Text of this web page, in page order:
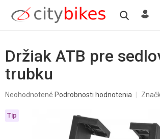
obsah
Držiak ATB pre
trubku
Priemerné
produktu
je
Neohodnotené Podrobnosti hodnotenia
Tip